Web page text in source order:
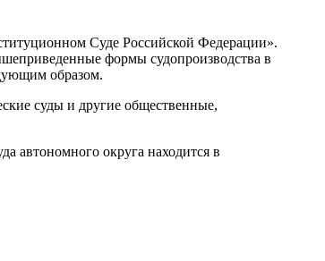
Суде Российской Федерации».
формы судопроизводства в
образом.
суды и другие общественные,
автономного округа находится в